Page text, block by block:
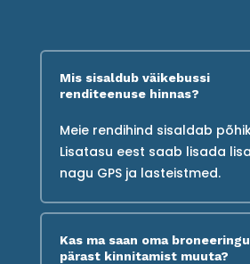
Mis sisaldub väikebussi
renditeenuse hinnas?
Meie rendihind sisaldab
Lisatasu eest saab lisada
nagu GPS ja lasteistmed.
Kas ma saan oma
pärast kinnitamist muuta?